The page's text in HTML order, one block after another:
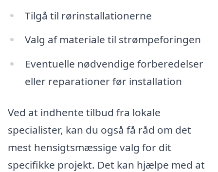
Tilgå til rørinstallationerne
Valg af materiale til strømpeforingen
Eventuelle nødvendige forberedelser
eller reparationer før installation
Ved at indhente tilbud fra lokale
specialister, kan du også få råd om det
mest hensigtsmæssige valg for dit
specifikke projekt. Det kan hjælpe med at